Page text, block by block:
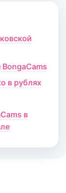
BongaCams
в рублях
в